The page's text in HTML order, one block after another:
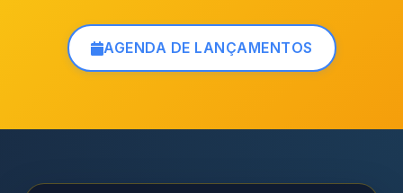
AGENDA DE LANÇAMENTOS